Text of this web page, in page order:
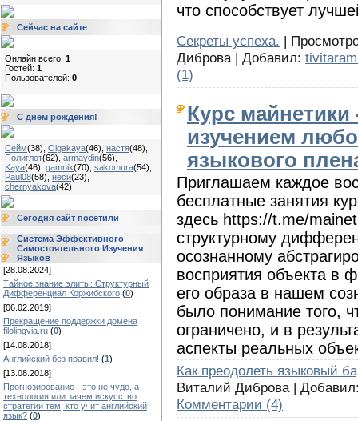
Сейчас на сайте
Онлайн всего: 1
Гостей: 1
Пользователей: 0
С днем рождения!
Сейм(38) Olgakaya(46) настя(48)
Полиглот(62) armaydin(56)
Kaya(46) gamnik(70) sakomura(54)
Paul08(58) неси(23)
chernyakova(42)
Сегодня сайт посетили
Система Эффективного
Самостоятельного Изучения
Языков
[28.08.2024]
Тайное знание элиты: Структурный
Дифференциал Коржибского (0)
[06.02.2019]
Прекращение поддержки домена
filolingvia.ru (0)
[14.08.2018]
Английский без правил! (1)
[13.08.2018]
Прогнозирование - это не чудо, а
технология или зачем искусство
стратегии тем, кто учит английский
язык? (0)
что способствует
Секреты успеха. |
Диброва | Добавил:
(1)
Курс майнетики
изучением
языкового
Приглашаем каждое
бесплатные занятия
здесь https://t.me/
структурному
осознанному
восприятия объекта в
его образа в нашем
было понимание того,
ограничено, и в
аспекты реальных
Как преодолеть языковый
Виталий Диброва |
Комментарии (4)